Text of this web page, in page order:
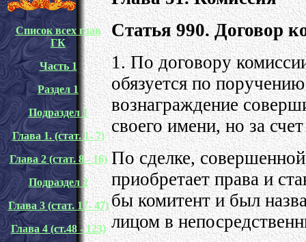
Список всех глав
ГК
Часть 1
Раздел 1
Подраздел 1
Глава 1. (стат. 1- 7)
Глава 2 (стат. 8 - 16)
Подраздел 2
Глава 3 (стат. 17- 47)
Глава 4 (ст.48 - 123)
Статья 990. Договор
1. По договору
обязуется по
вознаграждение
своего имени, но за
По сделке,
приобретает права и
бы комитент и был
лицом в